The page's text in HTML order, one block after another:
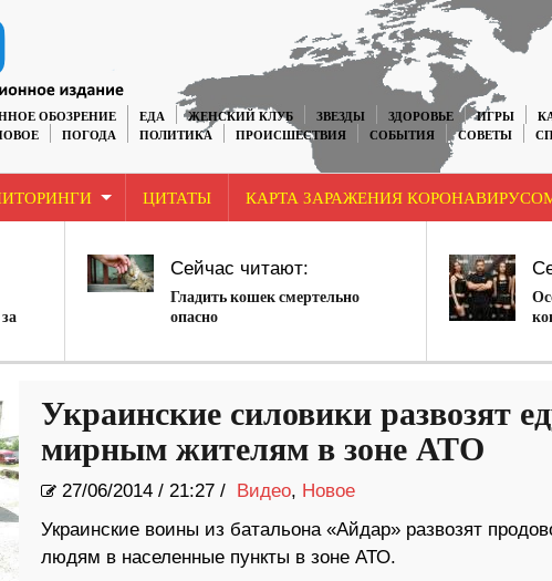
ОБОЗРЕНИЕ ЕДА ЖЕНСКИЙ КЛУБ ЗВЕЗДЫ ЗДОРОВЬЕ ИГРЫ
ПОГОДА ПОЛИТИКА ПРОИСШЕСТВИЯ СОБЫТИЯ СОВЕТЫ
ЦИТАТЫ КАРТА ЗАРАЖЕНИЯ КОРОНАВИРУСОМ
Сейчас читают:
Гладить кошек смертельно
опасно
Украинские силовики развозят
мирным жителям в зоне АТО
27/06/2014/ 21:27 / Видео, Новое
Украинские воины из батальона «Айдар» развозят
людям в населенные пункты в зоне АТО.